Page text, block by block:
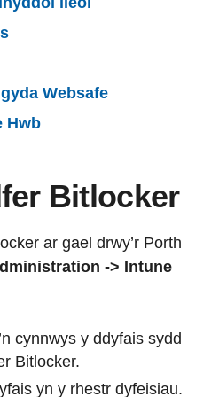
Websafe
Hwb
Bitlocker
ar gael drwy’r Porth
-> Intune
cynnwys y ddyfais sydd
Bitlocker.
yn y rhestr dyfeisiau.